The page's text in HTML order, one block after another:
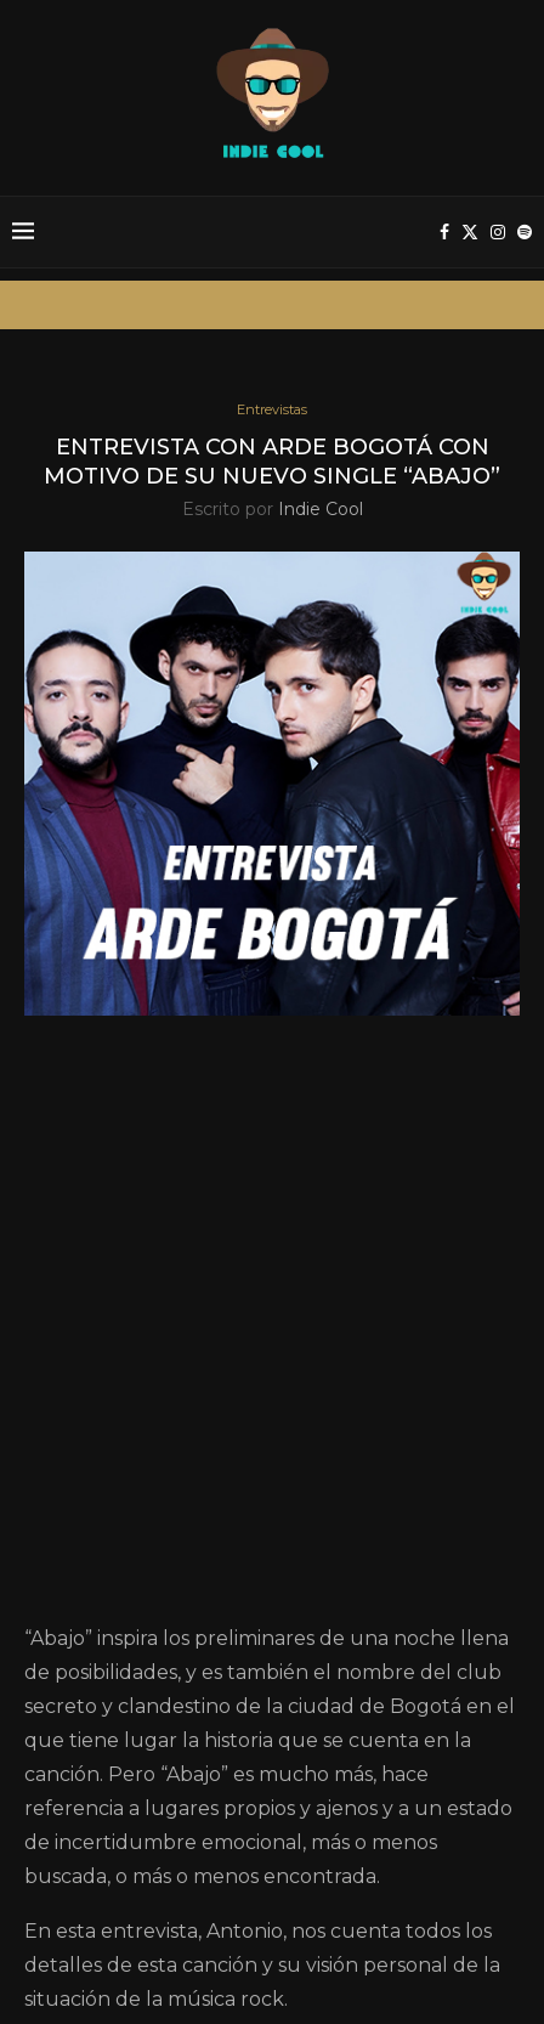
Entrevistas
ENTREVISTA CON ARDE BOGOTÁ CON
MOTIVO DE SU NUEVO SINGLE “ABAJO”
Escrito por Indie Cool
“Abajo” inspira los preliminares de una noche llena
de posibilidades, y es también el nombre del club
secreto y clandestino de la ciudad de Bogotá en el
que tiene lugar la historia que se cuenta en la
canción. Pero “Abajo” es mucho más, hace
referencia a lugares propios y ajenos y a un estado
de incertidumbre emocional, más o menos
buscada, o más o menos encontrada.
En esta entrevista, Antonio, nos cuenta todos los
detalles de esta canción y su visión personal de la
situación de la música rock.